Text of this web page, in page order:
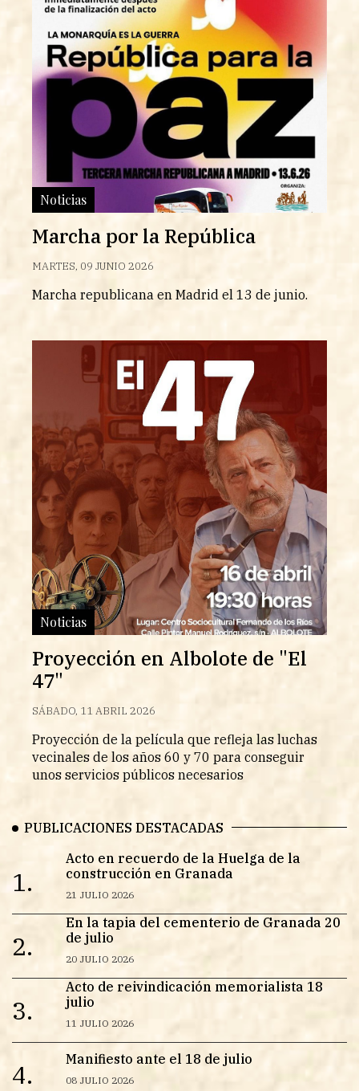
Noticias
Marcha por la República
MARTES, 09 JUNIO 2026
Marcha republicana en Madrid el 13 de junio.
Noticias
Proyección en Albolote de "El
47"
SÁBADO, 11 ABRIL 2026
Proyección de la película que refleja las luchas
vecinales de los años 60 y 70 para conseguir
unos servicios públicos necesarios
PUBLICACIONES DESTACADAS
1.
Acto en recuerdo de la Huelga de la
construcción en Granada
21 JULIO 2026
2.
En la tapia del cementerio de Granada 20
de julio
20 JULIO 2026
3.
Acto de reivindicación memorialista 18
julio
11 JULIO 2026
4.
Manifiesto ante el 18 de julio
08 JULIO 2026